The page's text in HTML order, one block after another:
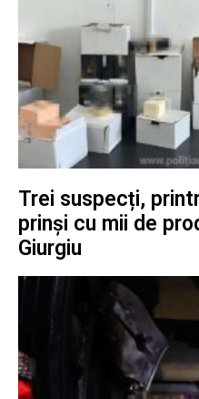
Trei suspecți,
prinși cu mii de
Giurgiu